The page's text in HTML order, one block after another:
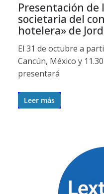
Presentación de
societaria del
hotelera» de
El 31 de octubre a
Cancún, México y
presentará
Leer más